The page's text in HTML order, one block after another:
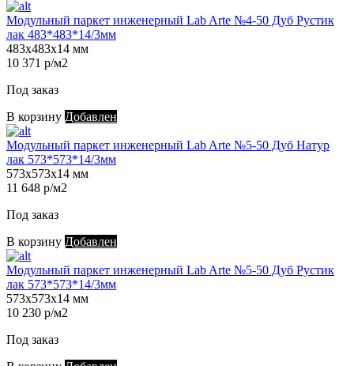
Модульный паркет инженерный Lab Arte №4-50 Дуб Рустик
лак 483*483*14/3мм
483х483х14 мм
10 371 р/м2
Под заказ
В корзину Добавлен
Модульный паркет инженерный Lab Arte №5-50 Дуб Натур
лак 573*573*14/3мм
573х573х14 мм
11 648 р/м2
Под заказ
В корзину Добавлен
Модульный паркет инженерный Lab Arte №5-50 Дуб Рустик
лак 573*573*14/3мм
573х573х14 мм
10 230 р/м2
Под заказ